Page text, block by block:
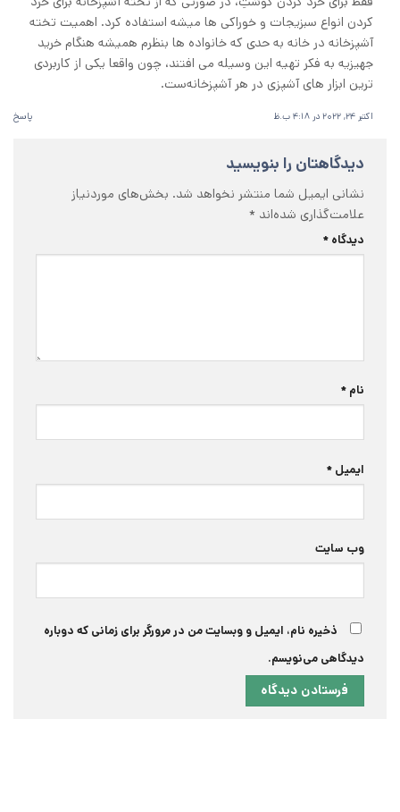
کردن انواع سبزیجات و خوراکی ها میشه استفاده کرد. اهمیت تخته
آشپزخانه در خانه به حدی که خانواده ها بنظرم همیشه هنگام خرید
جهیزیه به فکر تهیه این وسیله می افتند، چون واقعا یکی از کاربردی
ترین ابزار های آشپزی در هر آشپزخانه‌ست.
اکتبر 24, 2022 در 4:18 ب.ظ پاسخ
دیدگاهتان را بنویسید
نشانی ایمیل شما منتشر نخواهد شد. بخش‌های موردنیاز
علامت‌گذاری شده‌اند *
دیدگاه *
نام *
ایمیل *
وب‌ سایت
ذخیره نام، ایمیل و وبسایت من در مرورگر برای زمانی که دوباره
دیدگاهی می‌نویسم.